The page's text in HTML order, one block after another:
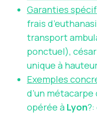
Garanties
frais
transport
ponctuel),
unique à
Exemples
d’un métacarpe
opérée à Lyon